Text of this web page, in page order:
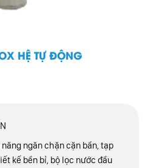
HỆ TỰ ĐỘNG
ngăn chặn cặn bẩn, tạp
kế bền bỉ, bộ lọc nước đầu